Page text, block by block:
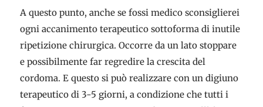
A questo punto, anche se fossi medico sconsiglierei
ogni accanimento terapeutico sottoforma di inutile
ripetizione chirurgica. Occorre da un lato stoppare
e possibilmente far regredire la crescita del
cordoma. E questo si può realizzare con un digiuno
terapeutico di 3-5 giorni, a condizione che tutti i